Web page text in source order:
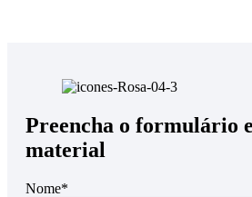
Preencha o formulário e
material
Nome*